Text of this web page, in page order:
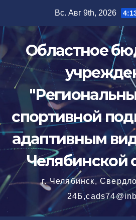
содержимому
Вс. Авг 9th, 2026
Областное
спортивной
адаптивным
Челябинской
г. Челябинск,